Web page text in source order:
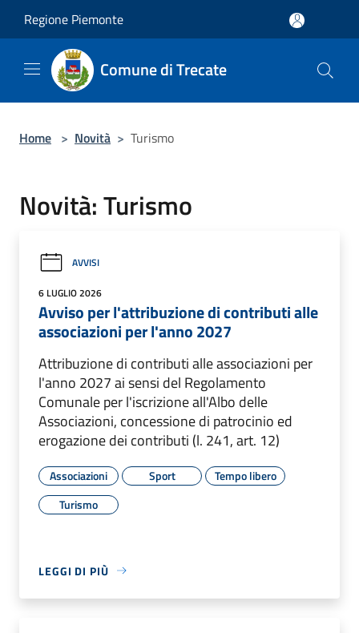
Regione Piemonte
Comune di Trecate
Home > Novità > Turismo
Novità: Turismo
AVVISI
6 LUGLIO 2026
Avviso per l'attribuzione di contributi alle
associazioni per l'anno 2027
Attribuzione di contributi alle associazioni per
l'anno 2027 ai sensi del Regolamento
Comunale per l'iscrizione all'Albo delle
Associazioni, concessione di patrocinio ed
erogazione dei contributi (l. 241, art. 12)
Associazioni Sport
Tempo libero
Turismo
LEGGI DI PIÙ